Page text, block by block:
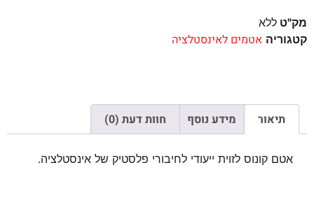
מק"ט ללא
קטגוריה אטמים לאינסטלציה
תיאור מידע נוסף חוות דעת (0)
אטם קונוס לזוית ייעודי לחיבורי פלסטיק של אינסטלציה.